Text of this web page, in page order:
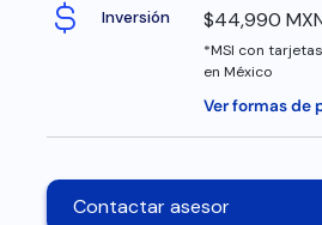
Inversión $44,990
*MSI con
en México
Ver formas de
Contactar asesor